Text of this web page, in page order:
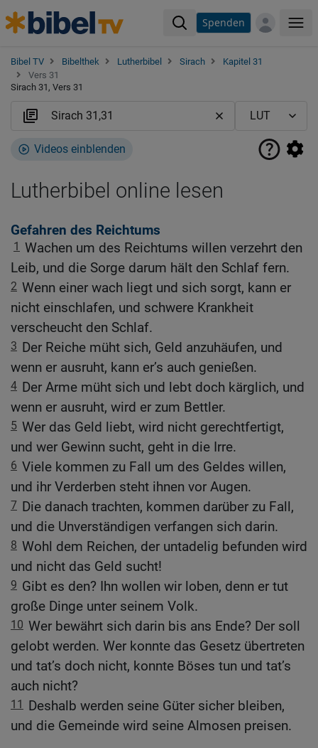
Spenden
Bibel TV Bibelthek Lutherbibel Sirach
Kapitel 31
Vers 31
Sirach 31, Vers 31
Videos einblenden
Lutherbibel online lesen
Gefahren des Reichtums
1 Wachen um des Reichtums willen verzehrt den
Leib, und die Sorge darum hält den Schlaf fern.
2 Wenn einer wach liegt und sich sorgt, kann er
nicht einschlafen, und schwere Krankheit
verscheucht den Schlaf.
3 Der Reiche müht sich, Geld anzuhäufen, und
wenn er ausruht, kann er’s auch genießen.
4 Der Arme müht sich und lebt doch kärglich, und
wenn er ausruht, wird er zum Bettler.
5 Wer das Geld liebt, wird nicht gerechtfertigt,
und wer Gewinn sucht, geht in die Irre.
6 Viele kommen zu Fall um des Geldes willen,
und ihr Verderben steht ihnen vor Augen.
7 Die danach trachten, kommen darüber zu Fall,
und die Unverständigen verfangen sich darin.
8 Wohl dem Reichen, der untadelig befunden wird
und nicht das Geld sucht!
9 Gibt es den? Ihn wollen wir loben, denn er tut
große Dinge unter seinem Volk.
10 Wer bewährt sich darin bis ans Ende? Der soll
gelobt werden. Wer konnte das Gesetz übertreten
und tat’s doch nicht, konnte Böses tun und tat’s
auch nicht?
11
Deshalb werden seine Güter sicher bleiben,
und die Gemeinde wird seine Almosen preisen.